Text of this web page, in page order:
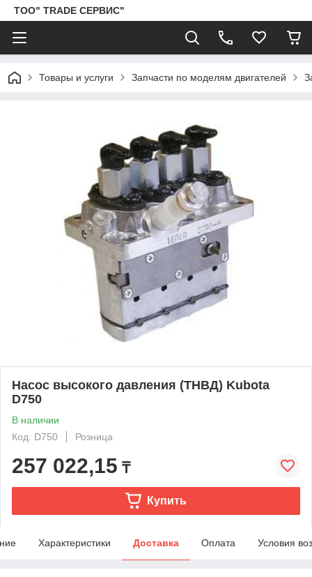
ТОО" TRADE СЕРВИС"
Товары и услуги Запчасти по моделям двигателей
Насос высокого давления (ТНВД) Kubota
D750
В наличии
Код: D750
Розница
257 022,15 ₸
Купить
Характеристики Доставка Оплата Условия